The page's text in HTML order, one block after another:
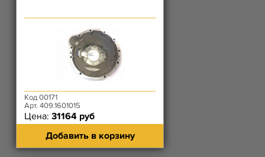
Код 00171
Арт. 409.1601015
Цена: 31164 руб
Добавить в корзину